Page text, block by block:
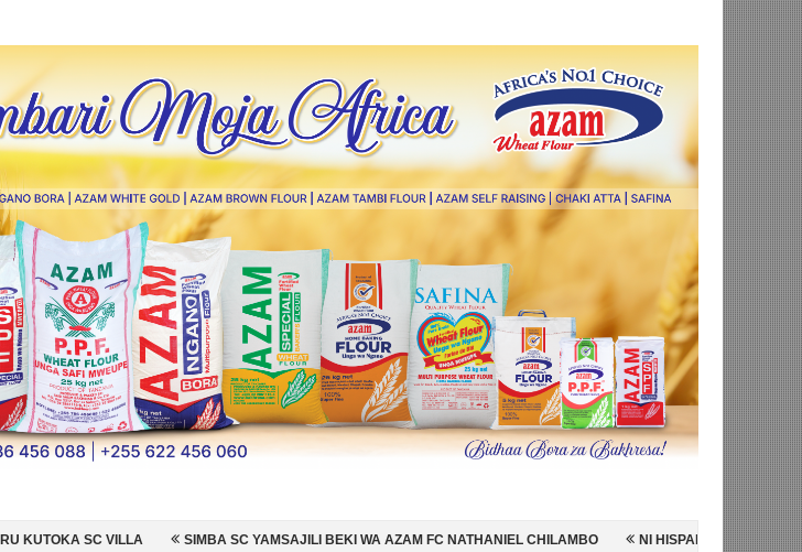
SIMBA SC YAMSAJILI BEKI WA AZAM FC NATHANIEL CHILAMBO NI HISPANIA MABINGWA WA DUNIA 2026,